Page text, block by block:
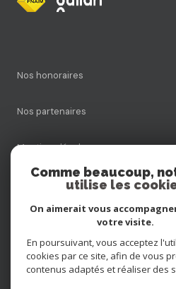
Nos honoraires
Nos partenaires
Mentions légales
Cookies
Comme beaucoup,
utilise les
On aimerait vous
votre visite.
En poursuivant, vous acceptez
cookies par ce site, afin de vous
contenus adaptés et réaliser des